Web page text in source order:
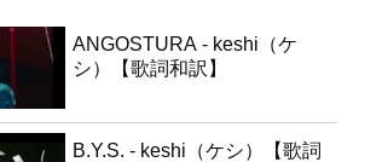
ANGOSTURA - keshi（ケ
シ）【歌詞和訳】
B.Y.S. - keshi（ケシ）【歌詞